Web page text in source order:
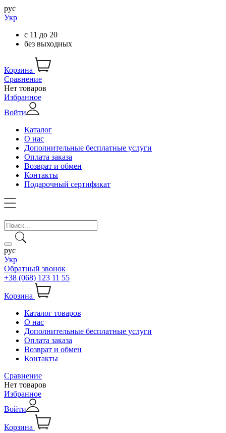
рус
Укр
с 11 до 20
без выходных
Корзина
Сравнение
Нет товаров
Избранное
Войти
Каталог
О нас
Дополнительные бесплатные услуги
Оплата заказа
Возврат и обмен
Контакты
Подарочный сертификат
рус
Укр
Обратный звонок
+38 (068) 123 11 55
Корзина
Каталог товаров
О нас
Дополнительные бесплатные услуги
Оплата заказа
Возврат и обмен
Контакты
Сравнение
Нет товаров
Избранное
Войти
Корзина